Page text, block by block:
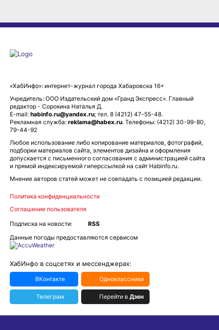
«ХабИнфо»: интернет-журнал города Хабаровска 16+
Учредитель: ООО Издательский дом «Гранд Экспресс». Главный
редактор - Сорокина Наталья Д.
E-mail: habinfo.ru@yandex.ru; тел. 8 (4212) 47-55-48.
Рекламная служба: reklama@habex.ru. Телефоны: (4212) 30-99-80,
79-44-92
Любое использование либо копирование материалов, фотографий,
подборки материалов сайта, элементов дизайна и оформления
допускается с письменного согласования с администрацией сайта
и прямой индексируемой гиперссылкой на сайт Habinfo.ru.
Мнение авторов статей может не совпадать с позицией редакции.
Политика конфиденциальности
Соглашение пользователя
Подписка на новости:
RSS
Данные погоды предоставляются сервисом
ХабИнфо в соцсетях и мессенджерах:
ВКонтакте Одноклассники
Телеграм Перейти в Дзен